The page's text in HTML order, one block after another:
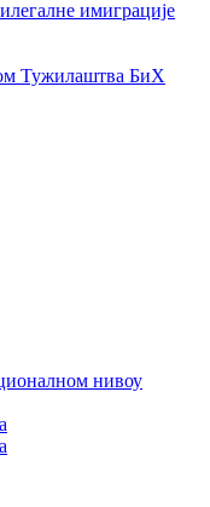
имиграције
Тужилаштва БиХ
нивоу